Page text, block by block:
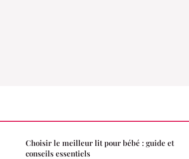
Choisir le meilleur lit pour bébé : guide et
conseils essentiels